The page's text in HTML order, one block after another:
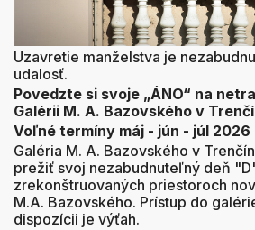
Uzavretie manželstva je
udalosť.
Povedzte si svoje „ÁNO“ na
Galérii M. A. Bazovského v
Voľné termíny máj - jún - júl 2026
Galéria M. A. Bazovského v
prežiť svoj nezabudnuteľný deň
zrekonštruovaných priestoroch
M.A. Bazovského. Prístup do
dispozícii je výťah.